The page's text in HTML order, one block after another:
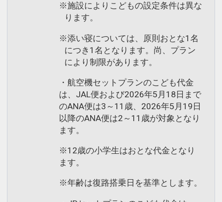
※施設によりこどもの設定条件は異な
ります。
※添い寝については、原則おとな1名
につき1名となります。尚、プラン
により制限があります。
・航空機セットプランのこども代金
は、JAL便および2026年5月18日まで
のANA便は3～11歳、2026年5月19日
以降のANA便は2～11歳が対象となり
ます。
※12歳の小学生はおとな代金となり
ます。
※年齢は復路搭乗日を基準とします。